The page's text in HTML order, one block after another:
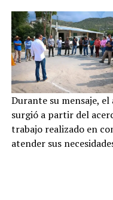
Durante su mensaje,
surgió a partir del
trabajo realizado en
atender sus